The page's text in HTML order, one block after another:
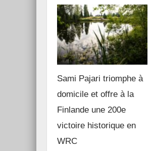
Sami Pajari triomphe à
domicile et offre à la
Finlande une 200e
victoire historique en
WRC